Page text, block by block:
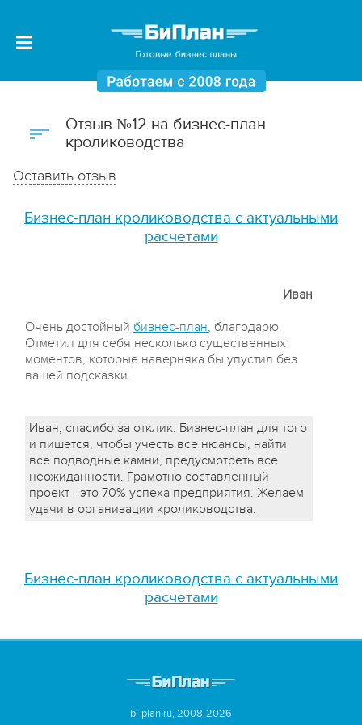
Отзыв №12 на бизнес-план
кролиководства
Оставить отзыв
Бизнес-план кролиководства с актуальными
расчетами
Иван
Очень достойный бизнес-план, благодарю.
Отметил для себя несколько существенных
моментов, которые наверняка бы упустил без
вашей подсказки.
Иван, спасибо за отклик. Бизнес-план для того
и пишется, чтобы учесть все нюансы, найти
все подводные камни, предусмотреть все
неожиданности. Грамотно составленный
проект - это 70% успеха предприятия. Желаем
удачи в организации кролиководства.
Бизнес-план кролиководства с актуальными
расчетами
bi-plan.ru, 2008-2026